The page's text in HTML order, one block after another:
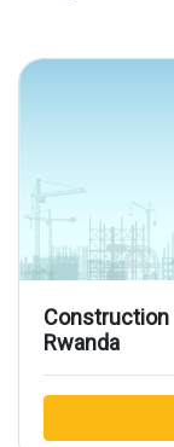
Construction
Rwanda